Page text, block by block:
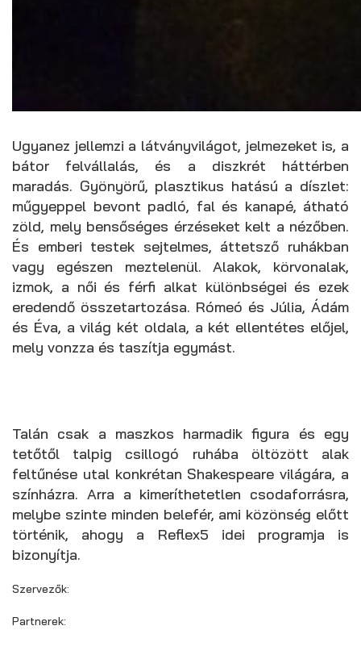
Ugyanez jellemzi a látványvilágot, jelmezeket is, a
bátor felvállalás, és a diszkrét háttérben
maradás. Gyönyörű, plasztikus hatású a díszlet:
műgyeppel bevont padló, fal és kanapé, átható
zöld, mely bensőséges érzéseket kelt a nézőben.
És emberi testek sejtelmes, áttetsző ruhákban
vagy egészen meztelenül. Alakok, körvonalak,
izmok, a női és férfi alkat különbségei és ezek
eredendő összetartozása. Rómeó és Júlia, Ádám
és Éva, a világ két oldala, a két ellentétes előjel,
mely vonzza és taszítja egymást.
Talán csak a maszkos harmadik figura és egy
tetőtől talpig csillogó ruhába öltözött alak
feltűnése utal konkrétan Shakespeare világára, a
színházra. Arra a kimeríthetetlen csodaforrásra,
melybe szinte minden belefér, ami közönség előtt
történik, ahogy a Reflex5 idei programja is
bizonyítja.
Szervezők:
Partnerek: